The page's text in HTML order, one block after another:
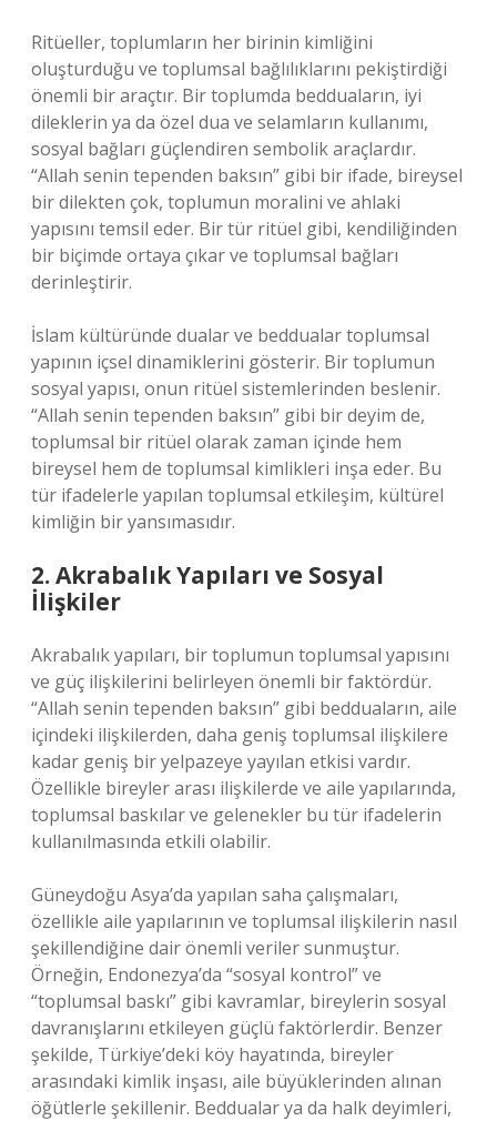
Ritüeller, toplumların her birinin kimliğini
oluşturduğu ve toplumsal bağlılıklarını pekiştirdiği
önemli bir araçtır. Bir toplumda bedduaların, iyi
dileklerin ya da özel dua ve selamların kullanımı,
sosyal bağları güçlendiren sembolik araçlardır.
“Allah senin tependen baksın” gibi bir ifade, bireysel
bir dilekten çok, toplumun moralini ve ahlaki
yapısını temsil eder. Bir tür ritüel gibi, kendiliğinden
bir biçimde ortaya çıkar ve toplumsal bağları
derinleştirir.
İslam kültüründe dualar ve beddualar toplumsal
yapının içsel dinamiklerini gösterir. Bir toplumun
sosyal yapısı, onun ritüel sistemlerinden beslenir.
“Allah senin tependen baksın” gibi bir deyim de,
toplumsal bir ritüel olarak zaman içinde hem
bireysel hem de toplumsal kimlikleri inşa eder. Bu
tür ifadelerle yapılan toplumsal etkileşim, kültürel
kimliğin bir yansımasıdır.
2. Akrabalık Yapıları ve Sosyal
İlişkiler
Akrabalık yapıları, bir toplumun toplumsal yapısını
ve güç ilişkilerini belirleyen önemli bir faktördür.
“Allah senin tependen baksın” gibi bedduaların, aile
içindeki ilişkilerden, daha geniş toplumsal ilişkilere
kadar geniş bir yelpazeye yayılan etkisi vardır.
Özellikle bireyler arası ilişkilerde ve aile yapılarında,
toplumsal baskılar ve gelenekler bu tür ifadelerin
kullanılmasında etkili olabilir.
Güneydoğu Asya’da yapılan saha çalışmaları,
özellikle aile yapılarının ve toplumsal ilişkilerin nasıl
şekillendiğine dair önemli veriler sunmuştur.
Örneğin, Endonezya’da “sosyal kontrol” ve
“toplumsal baskı” gibi kavramlar, bireylerin sosyal
davranışlarını etkileyen güçlü faktörlerdir. Benzer
şekilde, Türkiye’deki köy hayatında, bireyler
arasındaki kimlik inşası, aile büyüklerinden alınan
öğütlerle şekillenir. Beddualar ya da halk deyimleri,